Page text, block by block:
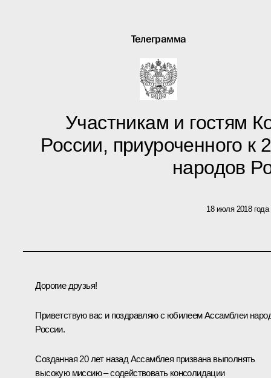
Телеграмма
Участникам и гостям
России, приуроченного
народов
18 июля 2018 года
Дорогие друзья!
Приветствую вас и поздравляю с юбилеем Ассамблеи
России.
Созданная 20 лет назад Ассамблея призвана выполнять
высокую миссию – содействовать консолидации